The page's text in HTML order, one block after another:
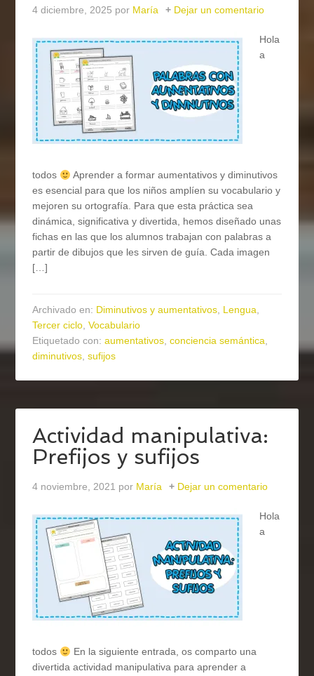
4 diciembre, 2025 por María Dejar un comentario
Hola
a
todos
Aprender a formar aumentativos y diminutivos
es esencial para que los niños amplíen su vocabulario y
mejoren su ortografía. Para que esta práctica sea
dinámica, significativa y divertida, hemos diseñado unas
fichas en las que los alumnos trabajan con palabras a
partir de dibujos que les sirven de guía. Cada imagen
[…]
Archivado en: Diminutivos y aumentativos, Lengua,
Tercer ciclo,Vocabulario
Etiquetado con:aumentativos,conciencia semántica,
diminutivos,sufijos
Actividad manipulativa:
Prefijos y sufijos
4 noviembre, 2021 por María Dejar un comentario
Hola
a
todos
En la siguiente entrada, os comparto una
divertida actividad manipulativa para aprender a